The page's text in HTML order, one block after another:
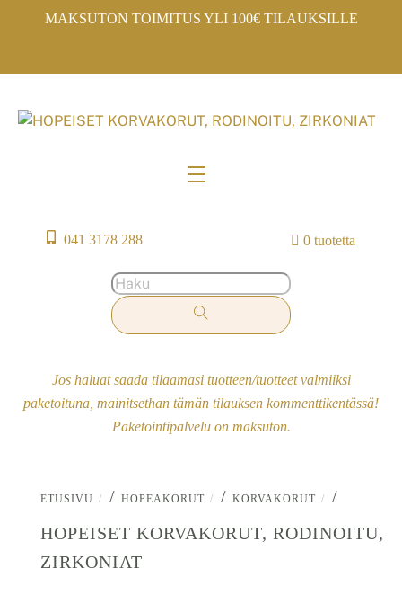
MAKSUTON TOIMITUS YLI 100€ TILAUKSILLE
Menu
041 3178 288 0 tuotetta
Jos haluat saada tilaamasi tuotteen/tuotteet valmiiksi
paketoituna, mainitsethan tämän tilauksen kommenttikentässä!
Paketointipalvelu on maksuton.
ETUSIVU / HOPEAKORUT / KORVAKORUT
/
HOPEISET KORVAKORUT, RODINOITU,
ZIRKONIAT